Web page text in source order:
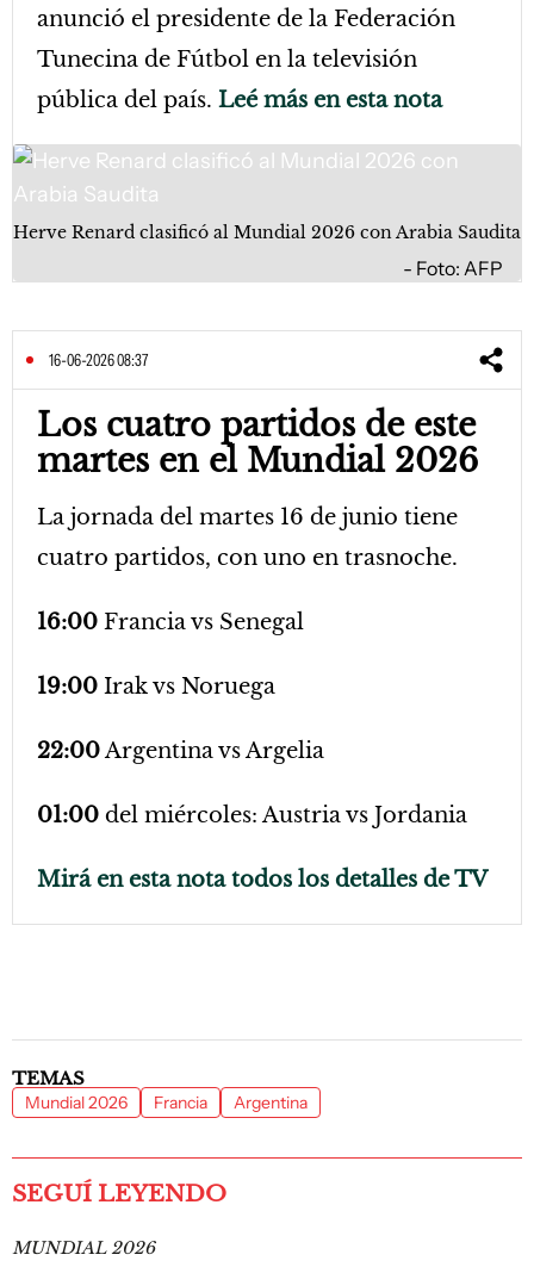
anunció el presidente de la Federación
Tunecina de Fútbol en la televisión
pública del país. Leé más en esta nota
Herve Renard clasificó al Mundial 2026 con Arabia Saudita
Foto: AFP
16-06-2026 08:37
Los cuatro partidos de este
martes en el Mundial 2026
La jornada del martes 16 de junio tiene
cuatro partidos, con uno en trasnoche.
16:00 Francia vs Senegal
19:00 Irak vs Noruega
22:00Argentina vs Argelia
01:00 del miércoles: Austria vs Jordania
Mirá en esta nota todos los detalles de TV
TEMAS
Mundial 2026 Francia Argentina
SEGUÍ LEYENDO
MUNDIAL 2026